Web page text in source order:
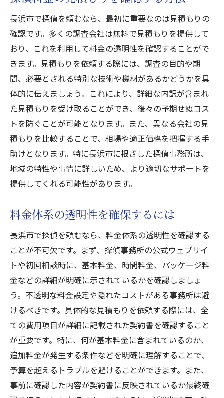
長浜市で探偵を頼むなら、最初に重要なのは見積もりの
確認です。多くの調査会社は無料で見積もりを提供して
おり、これを利用して料金の透明性を確認することがで
きます。見積もりを依頼する際には、調査の目的や期
間、必要とされる特別な技術や機材があるかどうかを具
体的に伝えましょう。これにより、詳細な内訳が含まれ
た見積もりを受け取ることができ、後々の予期せぬコス
トを防ぐことが可能となります。また、異なる会社の見
積もりを比較することで、相場や適正価格を把握する手
助けとなります。特に長浜市に根ざした探偵事務所は、
地域の特性や事情に詳しいため、より適切なサポートを
提供してくれる可能性があります。
料金体系の透明性を確保するには
長浜市で探偵を頼むなら、料金体系の透明性を確認する
ことが不可欠です。まず、探偵事務所の公式ウェブサイ
トや初回相談時に、基本料金、時間料金、パッケージ料
金などの詳細が明確に示されているかを確認しましょ
う。不透明な料金設定や隠れたコストがある事務所は避
けるべきです。具体的な見積もりを依頼する際には、全
ての費用項目が詳細に記載された契約書を確認すること
が重要です。特に、何が基本料金に含まれているのか、
追加料金が発生する条件などを明確に理解することで、
予算を超えるトラブルを避けることができます。また、
事前に確認した内容が契約書に反映されているか最終確